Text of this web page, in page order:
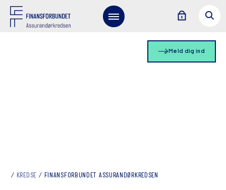
Meld dig ind
KREDSE FINANSFORBUNDET ASSURANDØRKREDSEN